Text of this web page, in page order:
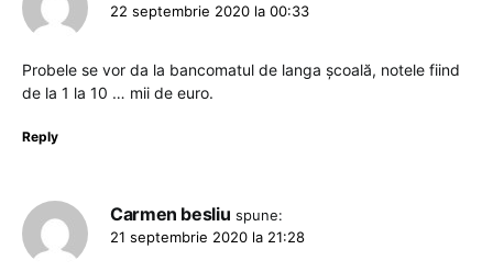
22 septembrie 2020 la 00:33
Probele se vor da la bancomatul de langa școală, notele fiind
de la 1 la 10 … mii de euro.
Reply
Carmen besliu spune:
21 septembrie 2020 la 21:28